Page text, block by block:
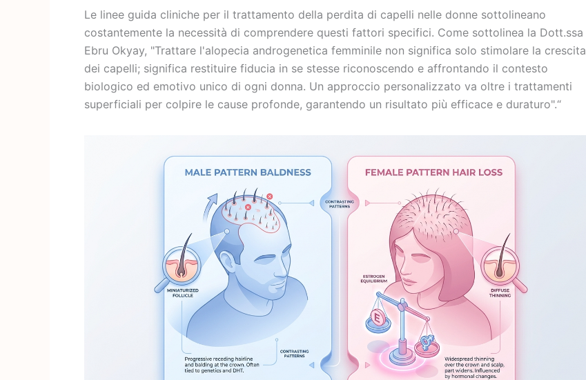
Le linee guida cliniche per il trattamento della perdita di capelli nelle donne sottolineano
costantemente la necessità di comprendere questi fattori specifici. Come sottolinea la Dott.ssa
Ebru Okyay, "Trattare l'alopecia androgenetica femminile non significa solo stimolare la crescita
dei capelli; significa restituire fiducia in se stesse riconoscendo e affrontando il contesto
biologico ed emotivo unico di ogni donna. Un approccio personalizzato va oltre i trattamenti
superficiali per colpire le cause profonde, garantendo un risultato più efficace e duraturo".“